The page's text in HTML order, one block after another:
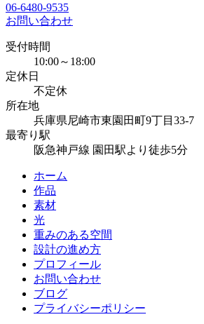
06-6480-9535
お問い合わせ
受付時間
10:00～18:00
定休日
不定休
所在地
兵庫県尼崎市東園田町9丁目33-7
最寄り駅
阪急神戸線 園田駅より徒歩5分
ホーム
作品
素材
光
重みのある空間
設計の進め方
プロフィール
お問い合わせ
ブログ
プライバシーポリシー